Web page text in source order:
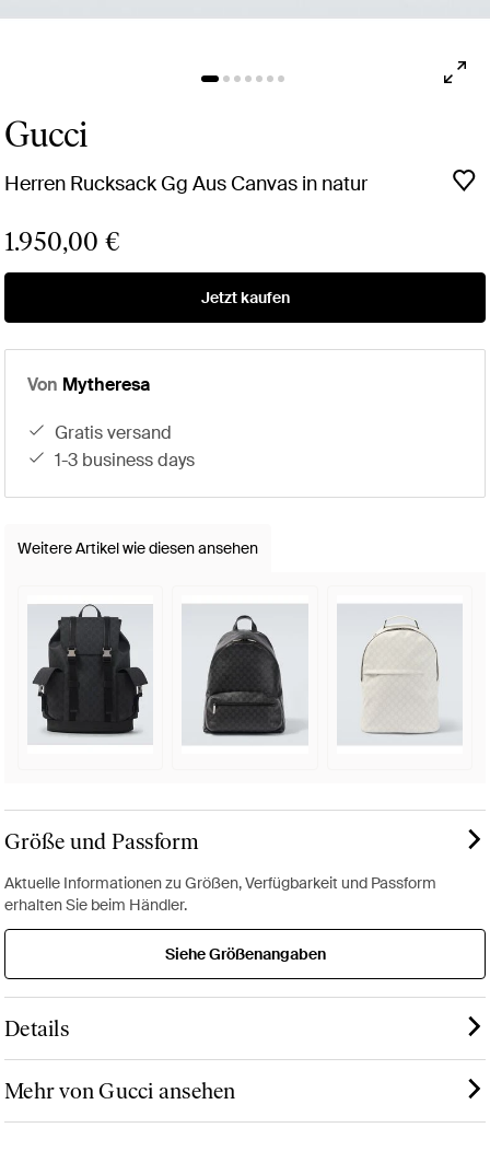
Gucci
Herren Rucksack Gg Aus Canvas in natur
1.950,00 €
Jetzt kaufen
Von Mytheresa
gratis versand
1-3 business days
Weitere Artikel wie diesen ansehen
Größe und Passform
Aktuelle Informationen zu Größen, Verfügbarkeit und Passform
erhalten Sie beim Händler.
Siehe Größenangaben
Details
Mehr von Gucci ansehen